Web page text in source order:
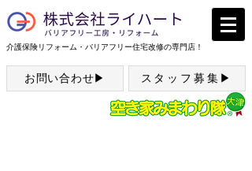
介護保険リフォーム・バリアフリー住宅改修の専門店！
お問い合わせ▶ スタッフ募集▶